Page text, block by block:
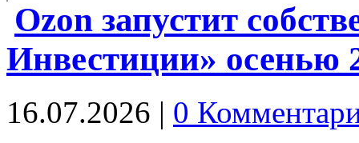
Ozon запустит
Инвестиции» осенью
16.07.2026 | 0